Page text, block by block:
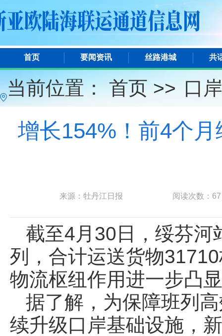
首页 要闻资讯 丝路港城 共
当前位置：首页 >> 口
增长154%！前4个
来源：牡丹江日报 阅读次数： 67
截至4月30日，绥芬河
列，合计运送货物
物流枢纽作用进一步凸
据了解，为保障班列
续升级口岸基础设施，